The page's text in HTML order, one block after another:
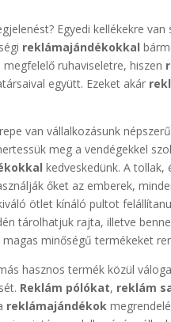
Egyedi kellékekre
reklámajándékokkal
ruhaviseletre, hiszen
együtt. Ezeket akár
van vállalkozásunk
meg a vendégekkel
kedveskedünk. A tollak,
őket az emberek,
ötlet kínáló pultot
tárolhatjuk rajta, illetve
minőségű termékeket
hasznos termék közül
Reklám pólókat, reklám
reklámajándékok